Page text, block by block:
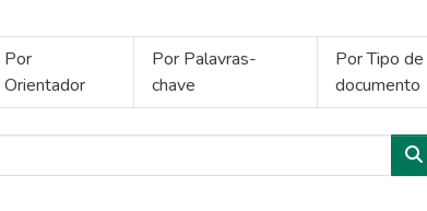
Por
Orientador
Por Palavras-
chave
Por Tipo de
documento